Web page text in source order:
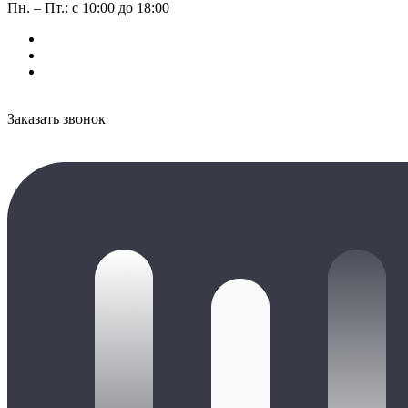
Пн. – Пт.: с 10:00 до 18:00
Заказать звонок